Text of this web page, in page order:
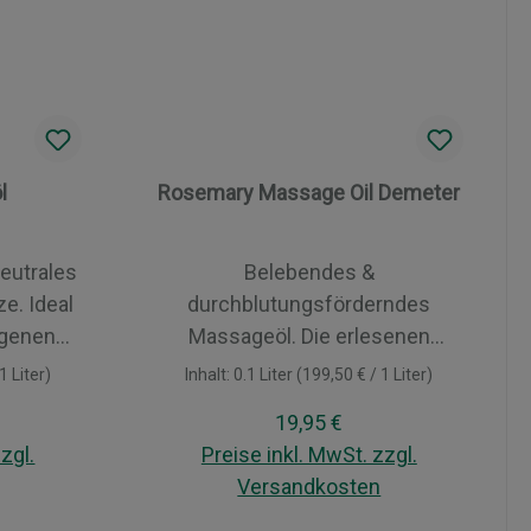
Ideal
Liter)
Rosemary Massage Oil Demeter
Belebendes &
durchblutungsförderndes
Massageöl. Die erlesenen
hochwertigen Rohstoffe
zertifizierte Massageöl zu einer
Wohltat für Geist und Körper! Es
wirkt in besonderem Maße
Inhalt: 0.1 Liter (199,50 € / 1 Liter)
Regulärer Preis:
19,95 €
Preise inkl. MwSt. zzgl.
Versandkosten